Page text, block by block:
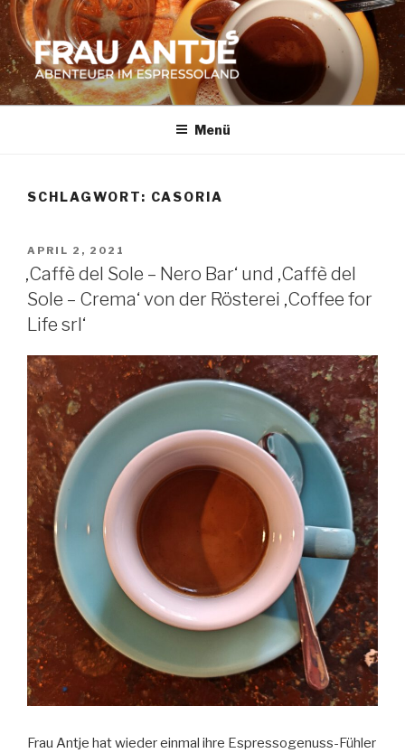
Zum
Inhalt
springen
FRAU ANTJES
Abenteuer im Espresso-Land
Menü
SCHLAGWORT: CASORIA
VERÖFFENTLICHT
AM
APRIL 2, 2021
‚Caffè del Sole – Nero Bar‘ und ‚Caffè del
Sole – Crema‘ von der Rösterei ‚Coffee for
Life srl‘
Frau Antje hat wieder einmal ihre Espressogenuss-Fühler